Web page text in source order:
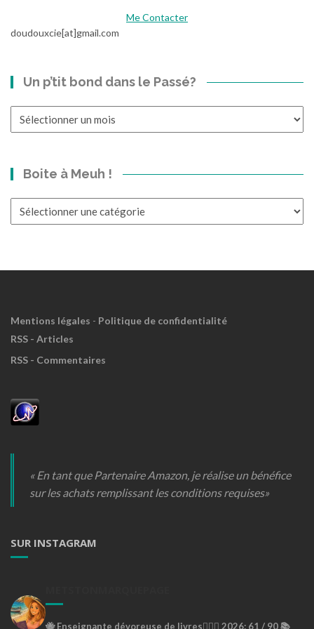
i
e
N
t
Me Contacter
doudouxcie[at]gmail.com
Un p’tit bond dans le Passé?
Un
Boite à Meuh !
Boite
Mentions légales - Politique de confidentialité
RSS - Articles
RSS - Commentaires
« En tant que Partenaire Amazon, je réalise un bénéfice
sur les achats remplissant les conditions requises»
SUR INSTAGRAM
🐝Enseignante dévoreuse de livres🙇🏼‍♀️ 2026: 61 / 90 📚